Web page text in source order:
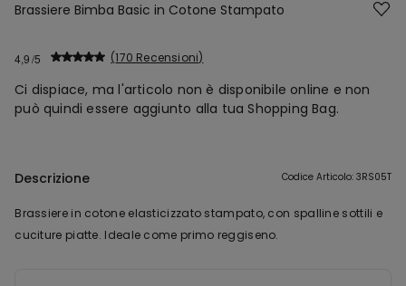
Brassiere Bimba Basic in Cotone Stampato
4,9 170 Recensioni
Ci dispiace, ma l'articolo non è disponibile online e non
può quindi essere aggiunto alla tua Shopping Bag.
Descrizione Codice Articolo: 3RS05T
Brassiere in cotone elasticizzato stampato, con spalline sottili e
cuciture piatte. Ideale come primo reggiseno.